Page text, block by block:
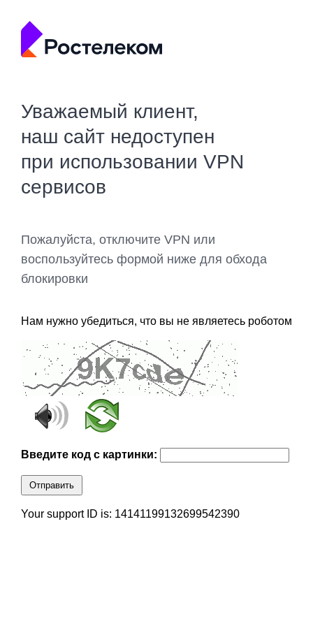
Уважаемый клиент,
наш сайт недоступен
при использовании VPN
сервисов
Пожалуйста, отключите VPN или
воспользуйтесь формой ниже для обхода
блокировки
Нам нужно убедиться, что вы не являетесь роботом
Введите код с картинки:
Отправить
Your support ID is: 14141199132699542390